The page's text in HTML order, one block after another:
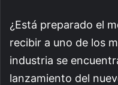
¿Está preparado el
recibir a uno de los
industria se
lanzamiento del